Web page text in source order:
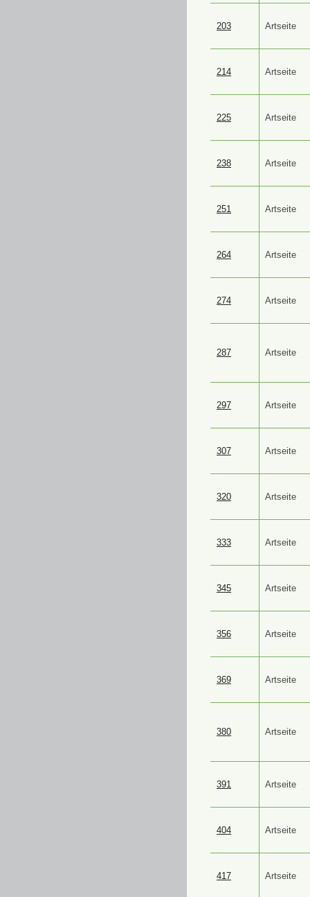
203 Artseite
214 Artseite
225 Artseite
238 Artseite
251 Artseite
264 Artseite
274 Artseite
287 Artseite
297 Artseite
307 Artseite
320 Artseite
333 Artseite
345 Artseite
356 Artseite
369 Artseite
380 Artseite
391 Artseite
404 Artseite
417 Artseite